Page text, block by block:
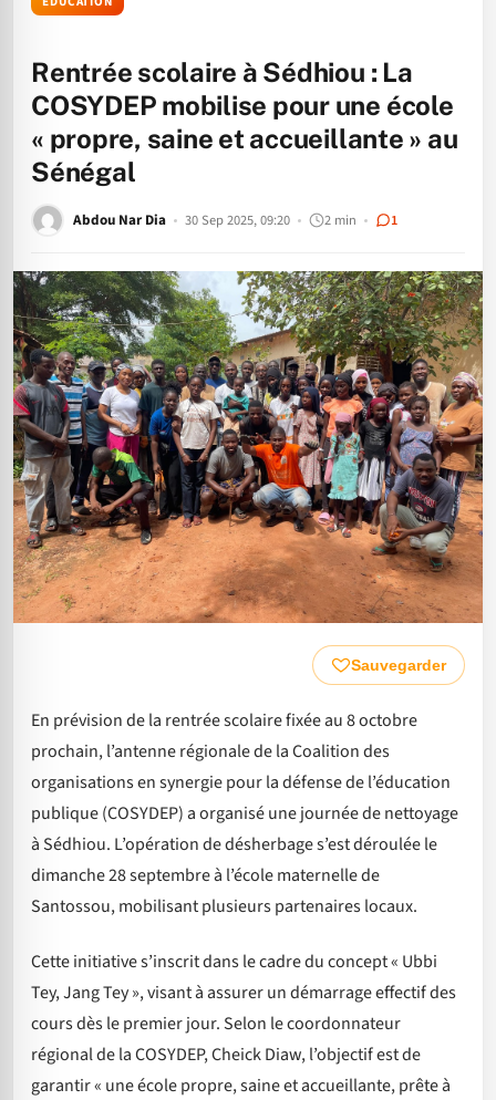
Rentrée scolaire à Sédhiou : La
COSYDEP mobilise pour une école
« propre, saine et accueillante » au
Sénégal
Abdou Nar Dia 30 Sep 2025, 09:20 2 min 1
Sauvegarder
En prévision de la rentrée scolaire fixée au 8 octobre
prochain, l’antenne régionale de la Coalition des
organisations en synergie pour la défense de l’éducation
publique (COSYDEP) a organisé une journée de nettoyage
à Sédhiou. L’opération de désherbage s’est déroulée le
dimanche 28 septembre à l’école maternelle de
Santossou, mobilisant plusieurs partenaires locaux.
Cette initiative s’inscrit dans le cadre du concept « Ubbi
Tey, Jang Tey », visant à assurer un démarrage effectif des
cours dès le premier jour. Selon le coordonnateur
régional de la COSYDEP, Cheick Diaw, l’objectif est de
garantir « une école propre, saine et accueillante, prête à